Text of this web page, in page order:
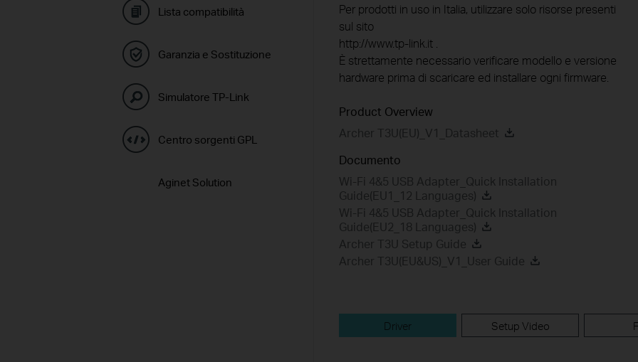
Lista compatibilità
Garanzia e Sostituzione
Simulatore TP-Link
Centro sorgenti GPL
Aginet Solution
Per prodotti in uso in Italia, utilizzare solo risorse presenti
sul sito
http://www.tp-link.it .
È strettamente necessario verificare modello e versione
hardware prima di scaricare ed installare ogni firmware.
Product Overview
Archer T3U(EU)_V1_Datasheet
Documento
Wi-Fi 4&5 USB Adapter_Quick Installation
Guide(EU1_12 Languages)
Wi-Fi 4&5 USB Adapter_Quick Installation
Guide(EU2_18 Languages)
Archer T3U Setup Guide
Archer T3U(EU&US)_V1_User Guide
Driver Setup Video